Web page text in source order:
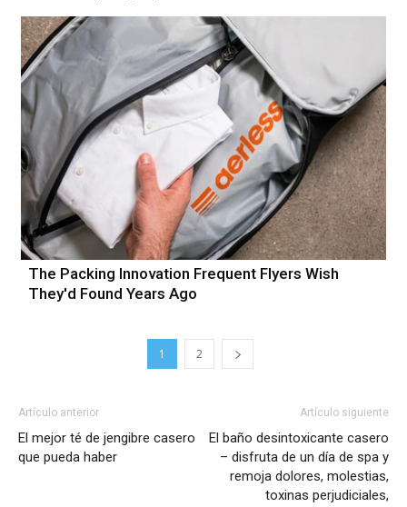
The Packing Innovation Frequent Flyers Wish
They'd Found Years Ago
1 2
Artículo anterior
El mejor té de jengibre casero
que pueda haber
Artículo siguiente
El baño desintoxicante casero
– disfruta de un día de spa y
remoja dolores, molestias,
toxinas perjudiciales,